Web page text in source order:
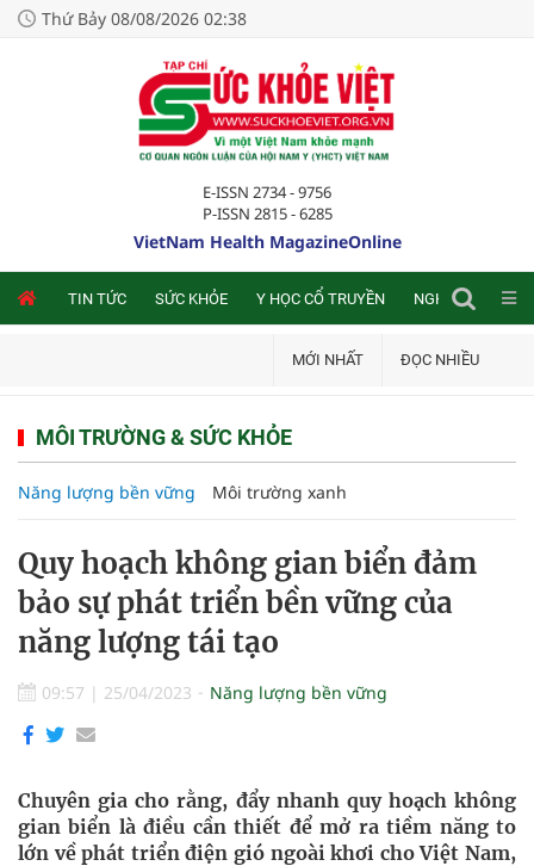
Thứ Bảy 08/08/2026 02:38
E-ISSN 2734 - 9756
P-ISSN 2815 - 6285
VietNam Health MagazineOnline
TIN TỨC SỨC KHỎE Y HỌC CỔ TRUYỀN NGHIÊN CỨU
MỚI NHẤT ĐỌC NHIỀU
MÔI TRƯỜNG & SỨC KHỎE
Năng lượng bền vững Môi trường xanh
Quy hoạch không gian biển đảm
bảo sự phát triển bền vững của
năng lượng tái tạo
09:57 | 25/04/2023 Năng lượng bền vững
Chuyên gia cho rằng, đẩy nhanh quy hoạch không
gian biển là điều cần thiết để mở ra tiềm năng to
lớn về phát triển điện gió ngoài khơi cho Việt Nam,